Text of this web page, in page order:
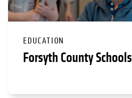
EDUCATION
Forsyth County Schools